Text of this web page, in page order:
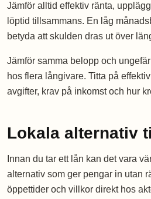
Jämför alltid effektiv ränta,
löptid tillsammans. En låg
betyda att skulden dras ut över
Jämför samma belopp och
hos flera långivare. Titta på
avgifter, krav på inkomst och hur
Lokala alternativ
Innan du tar ett lån kan det vara
alternativ som ger pengar in utan
öppettider och villkor direkt hos